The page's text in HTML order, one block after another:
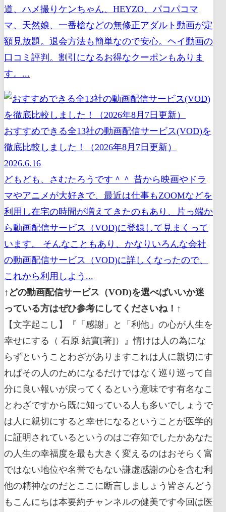
道、ハメ撮りケンちゃん、HEYZO、パコパコマ
マ、天然娘、一番槍などの無修正アダルト動画が定
額見放題。退会方法も簡単なので安心。ヘイ動画の
口コミ評判。割引になるお得なクーポンもありま
す。...
おすすめできる全13社の動画配信サービス(VOD)を
徹底比較しました！（2026年8月7日更新）
2026.6.16
どもども、さむたろうです＾＾ 昔から映画やドラ
マやアニメが大好きで、最近は仕事もZOOMなどを
利用し在宅の時間が増えてきたのもあり、片っ端か
ら動画配信サービス（VOD)に登録して見まくって
います。 そんなこともあり、かなりいろんな会社
の動画配信サービス（VOD)に詳しくなったので、
これから利用しよう...
↑どの動画配信サービス（VOD)を選べばいいか迷
っている方はぜひ参考にしてくださいね！↑
【文字起こし】『「感謝」と「利他」の心が人生を
幸せにする（ 石原 結實[著]）』情けは人の為にな
らずということわざがありますこれは人に親切にす
ればその人のためになるだけではなく巡り巡って自
分に良い報いが戻ってくるという意味です有名なこ
とわざですから既に知っている人も多いでしょうで
は人に親切にすると幸せになるということが医学的
に証明されているというのはご存知でしたかあなた
の人生の幸福度を最も大きく変えるのはおそらく富
ではない地位や名誉でもない謙虚感謝の心を含む利
他の精神なのだとここに断言しましょう皆さんどう
もこんにちは本要約チャンネルの健美です今回は医